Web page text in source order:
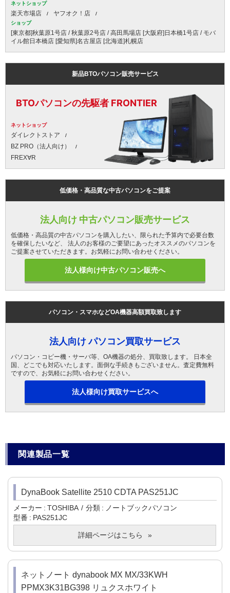
ネットショップ
楽天市場店 ヤフオク！店
ショップ
[東京都]秋葉原1号店 / 秋葉原2号店 / 高田馬場店 [大阪府]日本橋1号店 / モバ
イル館日本橋店 [愛知県]名古屋店 [北海道]札幌店
新品BTOパソコン販売サービス
BTOパソコンの先駆者 FRONTIER
ネットショップ
ダイレクトストア
BZ PRO（法人向け）
FREX∀R
低価格・高品質な中古パソコンをご提案
法人向け 中古パソコン販売サービス
低価格・高品質の中古パソコンを購入したい、限られた予算内で必要台数
を確保したいなど、 法人のお客様のご要望にあったオススメのパソコンを
ご提案させていただきます。お気軽にお問い合わせください。
法人様向け中古パソコン販売へ
パソコン・スマホなどOA機器高額買取致します
法人向け パソコン買取サービス
パソコン・コピー機・サーバ等、OA機器の処分、買取致します。 日本全
国、どこでも対応いたします。面倒な手続きもございません。査定費無料
ですので、お気軽にお問い合わせください。
法人様向け買取サービスへ
関連製品一覧
DynaBook Satellite 2510 CDTA PAS251JC
メーカー TOSHIBA 分類
ノートブックパソコン
型番
PAS251JC
詳細ページはこちら
ネットノート dynabook MX MX/33KWH
PPMX3K31BG398 リュクスホワイト